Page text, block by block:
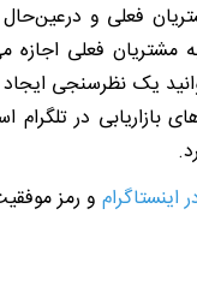
فعلی و
فعلی اجازه
یک نظرسنجی ایجاد
در
اینستاگرامو رمز